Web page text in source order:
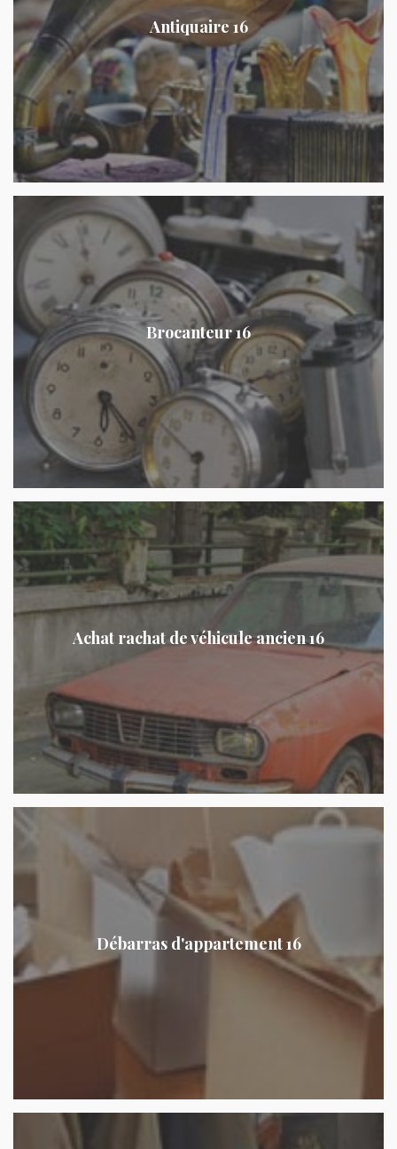
Antiquaire 16
Brocanteur 16
Achat rachat de véhicule ancien 16
Débarras d'appartement 16